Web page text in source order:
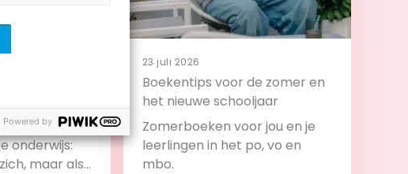
lessen en
af met
design
onderwijs:
maar als
23 juli 2026
Boekentips voor de zomer en
het nieuwe schooljaar
Zomerboeken voor jou en je
leerlingen in het po, vo en
mbo.
Powered by